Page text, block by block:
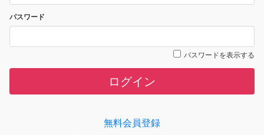
パスワード
パスワードを表示する
ログイン
無料会員登録